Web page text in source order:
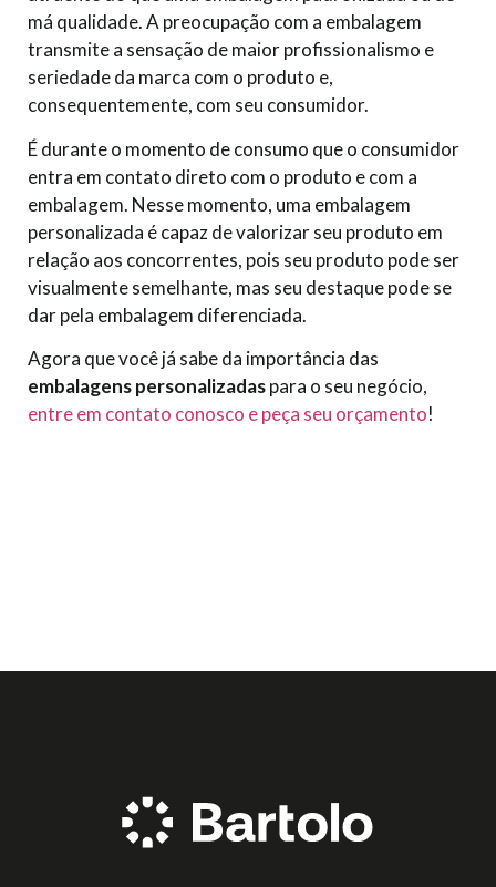
má qualidade. A preocupação com a embalagem
transmite a sensação de maior profissionalismo e
seriedade da marca com o produto e,
consequentemente, com seu consumidor.
É durante o momento de consumo que o consumidor
entra em contato direto com o produto e com a
embalagem. Nesse momento, uma embalagem
personalizada é capaz de valorizar seu produto em
relação aos concorrentes, pois seu produto pode ser
visualmente semelhante, mas seu destaque pode se
dar pela embalagem diferenciada.
Agora que você já sabe da importância das
embalagens personalizadaspara o seu negócio,
entre em contato conosco e peça seu orçamento!